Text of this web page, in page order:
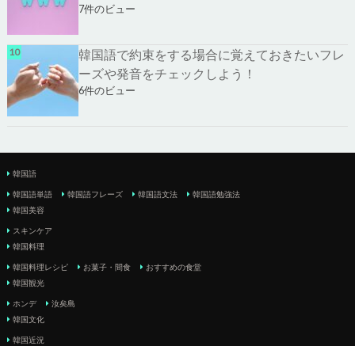
7件のビュー
韓国語で約束をする場合に覚えておきたいフレ
ーズや発音をチェックしよう！
6件のビュー
韓国語
韓国語単語 韓国語フレーズ 韓国語文法
韓国語勉強法
韓国美容
スキンケア
韓国料理
韓国料理レシピ お菓子・間食
おすすめの食堂
韓国観光
ホンデ
汝矣島
韓国文化
韓国近況